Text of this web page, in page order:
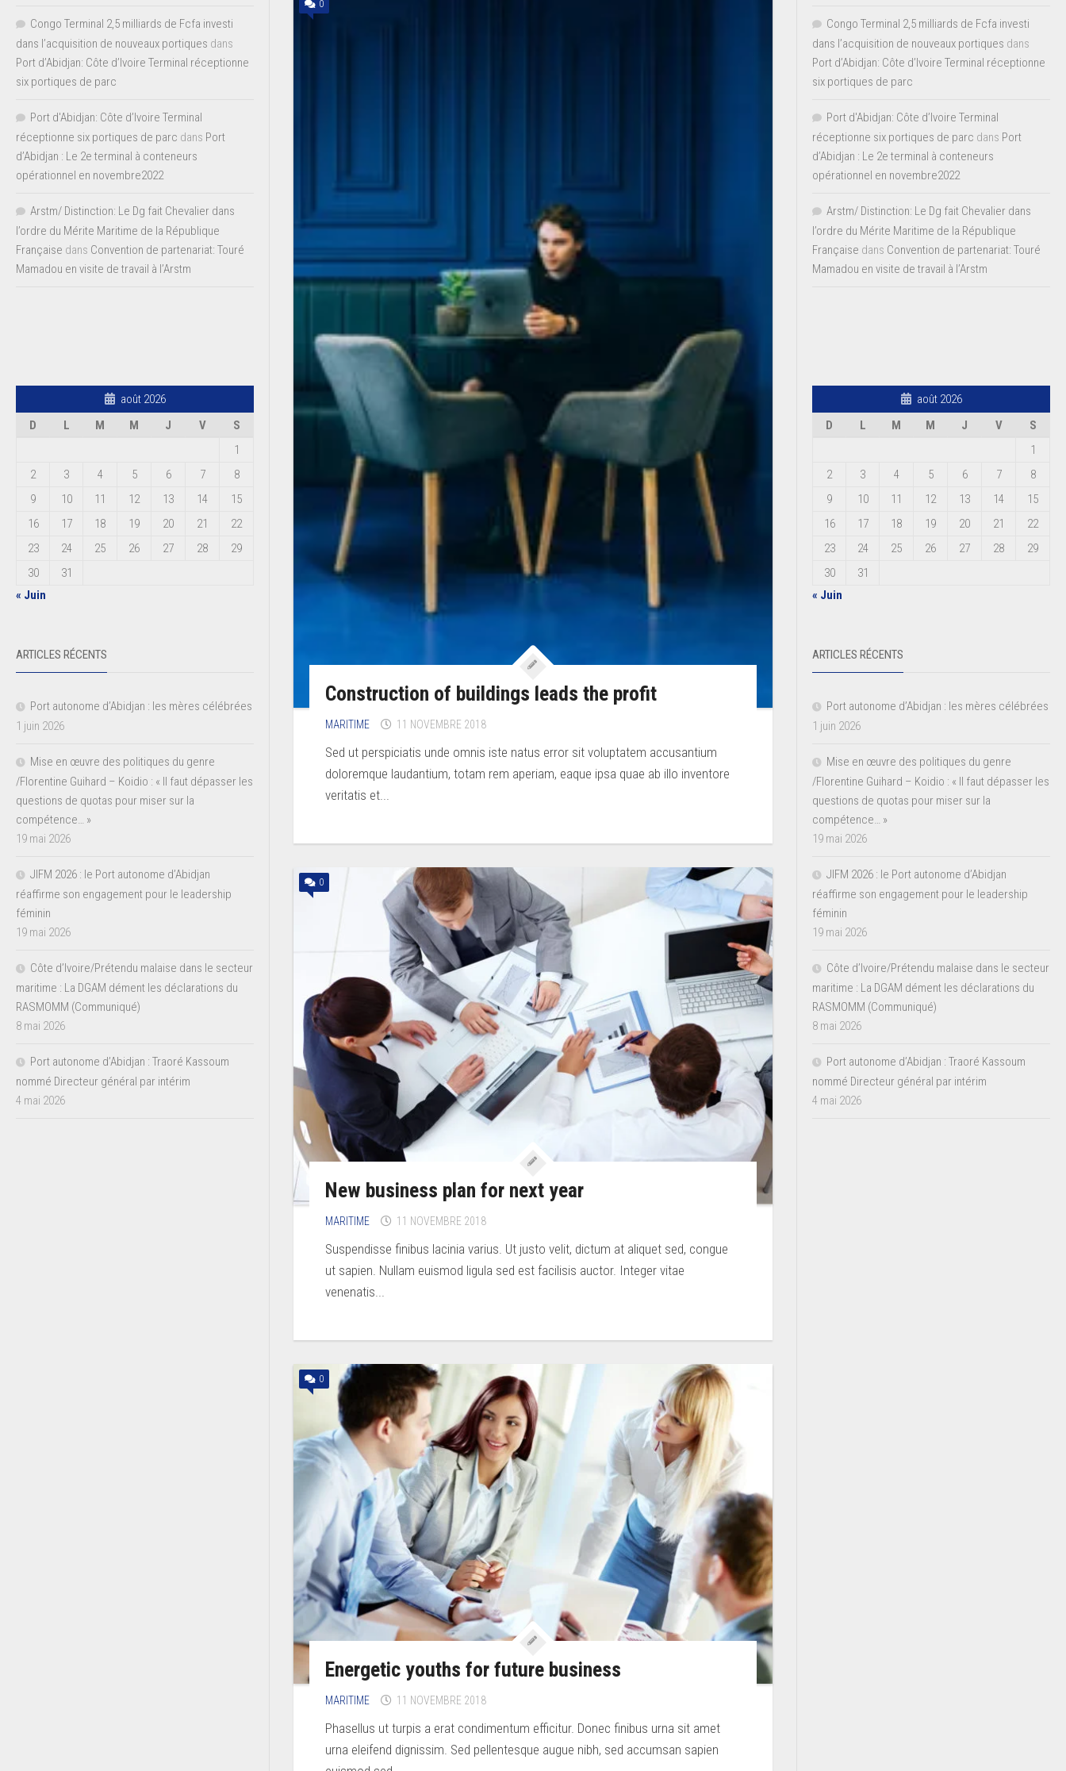
0
Construction of buildings leads the profit
MARITIME 11 NOVEMBRE 2018
Sed ut perspiciatis unde omnis iste natus error sit voluptatem accusantium
doloremque laudantium, totam rem aperiam, eaque ipsa quae ab illo inventore
veritatis et...
0
New business plan for next year
MARITIME 11 NOVEMBRE 2018
Suspendisse finibus lacinia varius. Ut justo velit, dictum at aliquet sed, congue
ut sapien. Nullam euismod ligula sed est facilisis auctor. Integer vitae
venenatis...
0
Energetic youths for future business
MARITIME 11 NOVEMBRE 2018
Phasellus ut turpis a erat condimentum efficitur. Donec finibus urna sit amet
urna eleifend dignissim. Sed pellentesque augue nibh, sed accumsan sapien
Congo Terminal 2,5 milliards de Fcfa investi
dans l’acquisition de nouveaux portiques dans
Port d’Abidjan: Côte d’Ivoire Terminal réceptionne
six portiques de parc
Port d'Abidjan: Côte d’Ivoire Terminal
réceptionne six portiques de parc dans Port
d’Abidjan : Le 2e terminal à conteneurs
opérationnel en novembre2022
Arstm/ Distinction: Le Dg fait Chevalier dans
l’ordre du Mérite Maritime de la République
Française dans Convention de partenariat: Touré
Mamadou en visite de travail à l’Arstm
août 2026
D
L M M J V
S
1
2
3 4 5 6 7
8
9
10 11 12 13 14
15
16
17 18 19 20 21
22
23
24 25 26 27 28
29
30
31
« Juin
ARTICLES RÉCENTS
Port autonome d’Abidjan : les mères célébrées
1 juin 2026
Mise en œuvre des politiques du genre
/Florentine Guihard – Koidio : « Il faut dépasser les
questions de quotas pour miser sur la
compétence… »
19 mai 2026
JIFM 2026 : le Port autonome d’Abidjan
réaffirme son engagement pour le leadership
féminin
19 mai 2026
Côte d’Ivoire/Prétendu malaise dans le secteur
maritime : La DGAM dément les déclarations du
RASMOMM (Communiqué)
8 mai 2026
Port autonome d’Abidjan : Traoré Kassoum
nommé Directeur général par intérim
4 mai 2026
Congo Terminal 2,5 milliards de Fcfa investi
dans l’acquisition de nouveaux portiques dans
Port d’Abidjan: Côte d’Ivoire Terminal réceptionne
six portiques de parc
Port d'Abidjan: Côte d’Ivoire Terminal
réceptionne six portiques de parc dans Port
d’Abidjan : Le 2e terminal à conteneurs
opérationnel en novembre2022
Arstm/ Distinction: Le Dg fait Chevalier dans
l’ordre du Mérite Maritime de la République
Française dans Convention de partenariat: Touré
Mamadou en visite de travail à l’Arstm
août 2026
D
L M M J V
S
1
2
3 4 5 6 7
8
9
10 11 12 13 14
15
16
17 18 19 20 21
22
23
24 25 26 27 28
29
30
31
« Juin
ARTICLES RÉCENTS
Port autonome d’Abidjan : les mères célébrées
1 juin 2026
Mise en œuvre des politiques du genre
/Florentine Guihard – Koidio : « Il faut dépasser les
questions de quotas pour miser sur la
compétence… »
19 mai 2026
JIFM 2026 : le Port autonome d’Abidjan
réaffirme son engagement pour le leadership
féminin
19 mai 2026
Côte d’Ivoire/Prétendu malaise dans le secteur
maritime : La DGAM dément les déclarations du
RASMOMM (Communiqué)
8 mai 2026
Port autonome d’Abidjan : Traoré Kassoum
nommé Directeur général par intérim
4 mai 2026